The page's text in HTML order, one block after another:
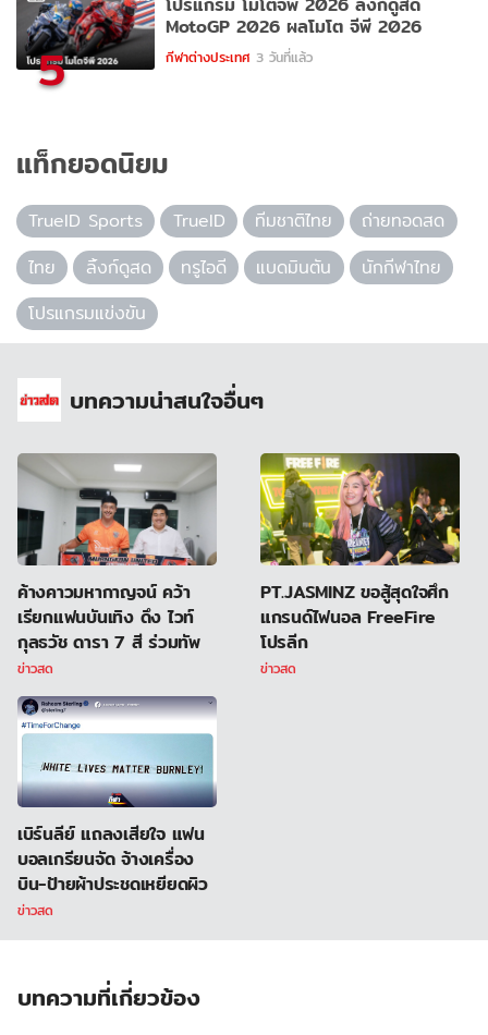
5
MotoGP 2026 ผลโมโต จีพี 2026
กีฬาต่างประเทศ 3 วันที่แล้ว
แท็กยอดนิยม
TrueID Sports TrueID ทีมชาติไทย
ถ่ายทอดสด
ไทย
ลิ้งก์ดูสด ทรูไอดี แบดมินตัน
นักกีฬาไทย
โปรแกรมแข่งขัน
บทความน่าสนใจอื่นๆ
ค้างคาวมหากาญจน์ คว้า
เรียกแฟนบันเทิง ดึง ไวท์
กุลธวัช ดารา 7 สี ร่วมทัพ
ข่าวสด
PT.JASMINZ ขอสู้สุดใจศึก
แกรนด์ไฟนอล FreeFire
โปรลีก
ข่าวสด
เบิร์นลีย์ แถลงเสียใจ แฟน
บอลเกรียนจัด จ้างเครื่อง
บิน-ป้ายผ้าประชดเหยียดผิว
ข่าวสด
บทความที่เกี่ยวข้อง